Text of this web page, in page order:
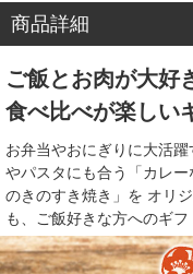
商品詳細
ご飯とお肉が大好
食べ比べが楽しい
お弁当やおにぎりに大活
やパスタにも合う「カレ
のきのすき焼き」を オリ
も、ご飯好きな方へのギ